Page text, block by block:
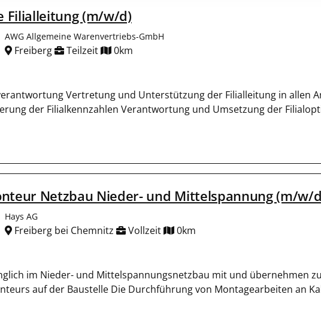
Filialleitung (m/w/d)
AWG Allgemeine Warenvertriebs-GmbH
Freiberg Teilzeit 0km
Vertretung und Unterstützung der Filialleitung in allen
der Filialkennzahlen Verantwortung und Umsetzung der
Netzbau Nieder- und Mittelspannung (m/w/
Hays AG
Freiberg bei Chemnitz Vollzeit 0km
im Nieder- und Mittelspannungsnetzbau mit und übernehmen
auf der Baustelle Die Durchführung von Montagearbeiten an